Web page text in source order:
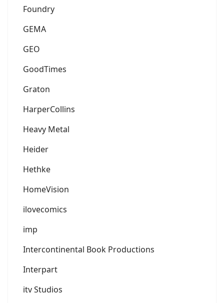
Foundry
GEMA
GEO
GoodTimes
Graton
HarperCollins
Heavy Metal
Heider
Hethke
HomeVision
ilovecomics
imp
Intercontinental Book Productions
Interpart
itv Studios